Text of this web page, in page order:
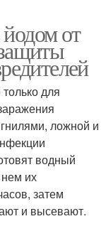
от
для
ложной и
водный
их
затем
и высевают.